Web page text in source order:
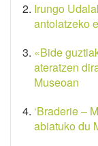
Irungo
antolatzeko
«Bide
ateratzen
Museoan
‘Braderie –
abiatuko du